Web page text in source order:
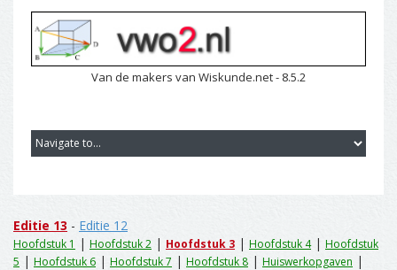
Van de makers van Wiskunde.net - 8.5.2
Editie 13 - Editie 12
Hoofdstuk 1 | Hoofdstuk 2 | Hoofdstuk 3 | Hoofdstuk 4| Hoofdstuk
5 | Hoofdstuk 6 | Hoofdstuk 7 | Hoofdstuk 8 | Huiswerkopgaven |